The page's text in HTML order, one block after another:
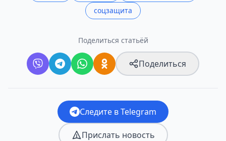
соцзащита
Поделиться статьёй
Поделиться
Следите в Telegram
Прислать новость